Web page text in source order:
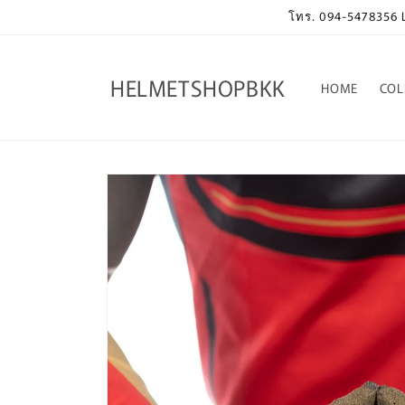
โทร. 094-5478356
HELMETSHOPBKK HOME
Skip to
product
information